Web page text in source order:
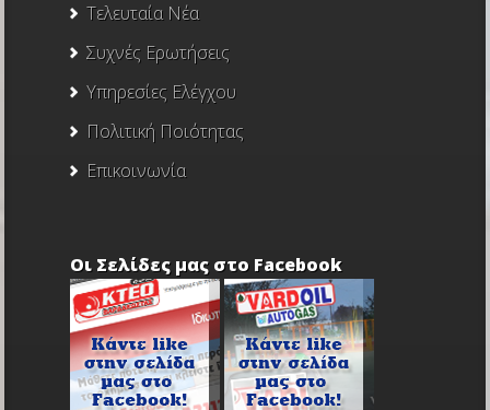
Τελευταία Νέα
Συχνές Ερωτήσεις
Υπηρεσίες Ελέγχου
Πολιτική Ποιότητας
Επικοινωνία
Οι Σελίδες μας στο Facebook